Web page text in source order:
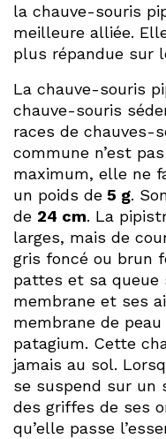
la chauve-souris
meilleure alliée.
plus répandue sur
La chauve-souris
chauve-souris
races de chauves-
commune n’est
maximum, elle ne
un poids de 5 g.
de 24 cm. La
larges, mais de
gris foncé ou brun
pattes et sa queue
membrane et ses
membrane de
patagium. Cette
jamais au sol.
se suspend sur un
des griffes de ses
qu’elle passe